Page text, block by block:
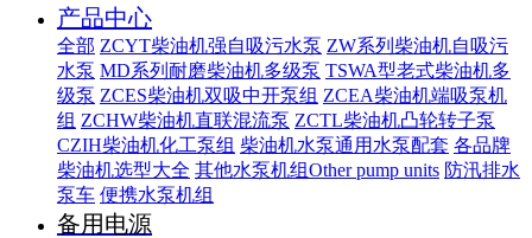
产品中心
全部 ZCYT柴油机强自吸污水泵 ZW系列柴油机自吸污
水泵 MD系列耐磨柴油机多级泵 TSWA型老式柴油机多
级泵 ZCES柴油机双吸中开泵组 ZCEA柴油机端吸泵机
组 ZCHW柴油机直联混流泵 ZCTL柴油机凸轮转子泵
CZIH柴油机化工泵组 柴油机水泵通用水泵配套 各品牌
柴油机选型大全 其他水泵机组Other pump units 防汛排水
泵车 便携水泵机组
备用电源